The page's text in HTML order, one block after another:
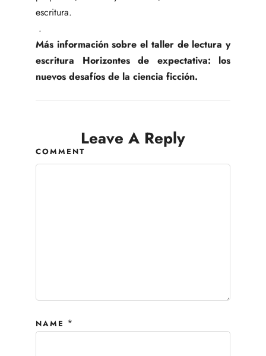
escritura.
.
Más información sobre el taller de lectura y
escritura Horizontes de expectativa: los
nuevos desafíos de la ciencia ficción.
Leave A Reply
COMMENT
NAME *